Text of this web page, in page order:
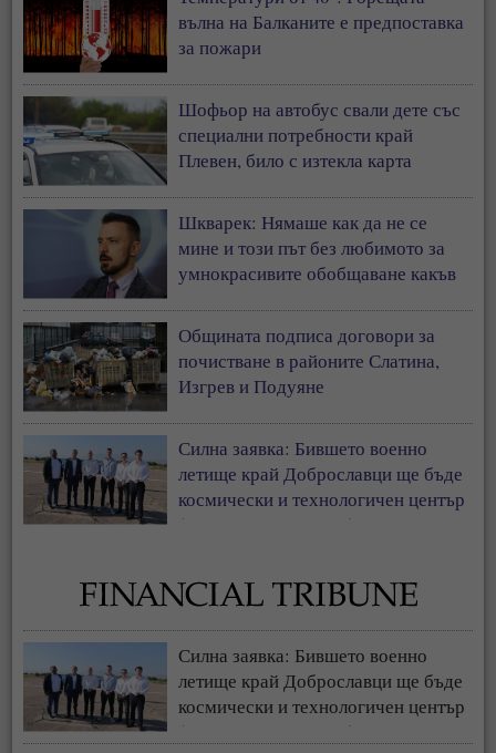
вълна на Балканите е предпоставка
за пожари
Шофьор на автобус свали дете със
специални потребности край
Плевен, било с изтекла карта
Шкварек: Нямаше как да не се
мине и този път без любимото за
умнокрасивите обобщаване какъв
антисемити сме българите
Общината подписа договори за
почистване в районите Слатина,
Изгрев и Подуяне
Силна заявка: Бившето военно
летище край Доброславци ще бъде
космически и технологичен център
(СНИМКИ + ВИДЕО)
Силна заявка: Бившето военно
летище край Доброславци ще бъде
космически и технологичен център
(СНИМКИ + ВИДЕО)